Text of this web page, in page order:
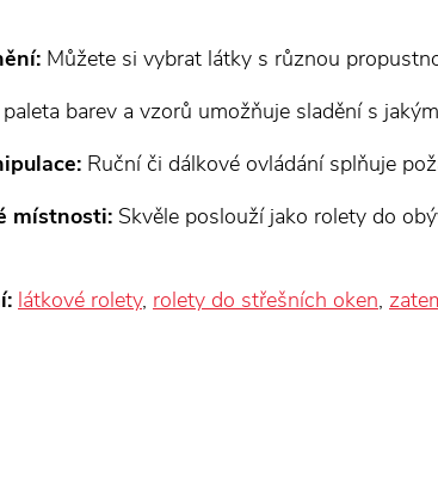
Můžete si vybrat látky s různou
barev a vzorů umožňuje sladění s
Ruční či dálkové ovládání splňuje
místnosti: Skvěle poslouží jako rolety do
látkové rolety, rolety do střešních oken,